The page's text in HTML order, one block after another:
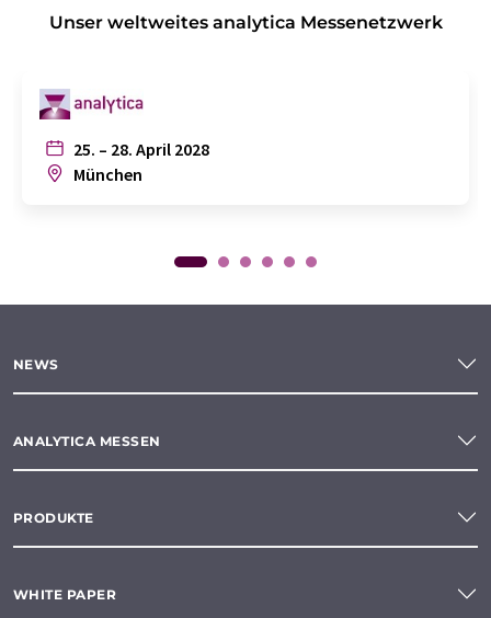
Unser weltweites analytica Messenetzwerk
25. – 28. April 2028
München
NEWS
ANALYTICA MESSEN
PRODUKTE
WHITE PAPER